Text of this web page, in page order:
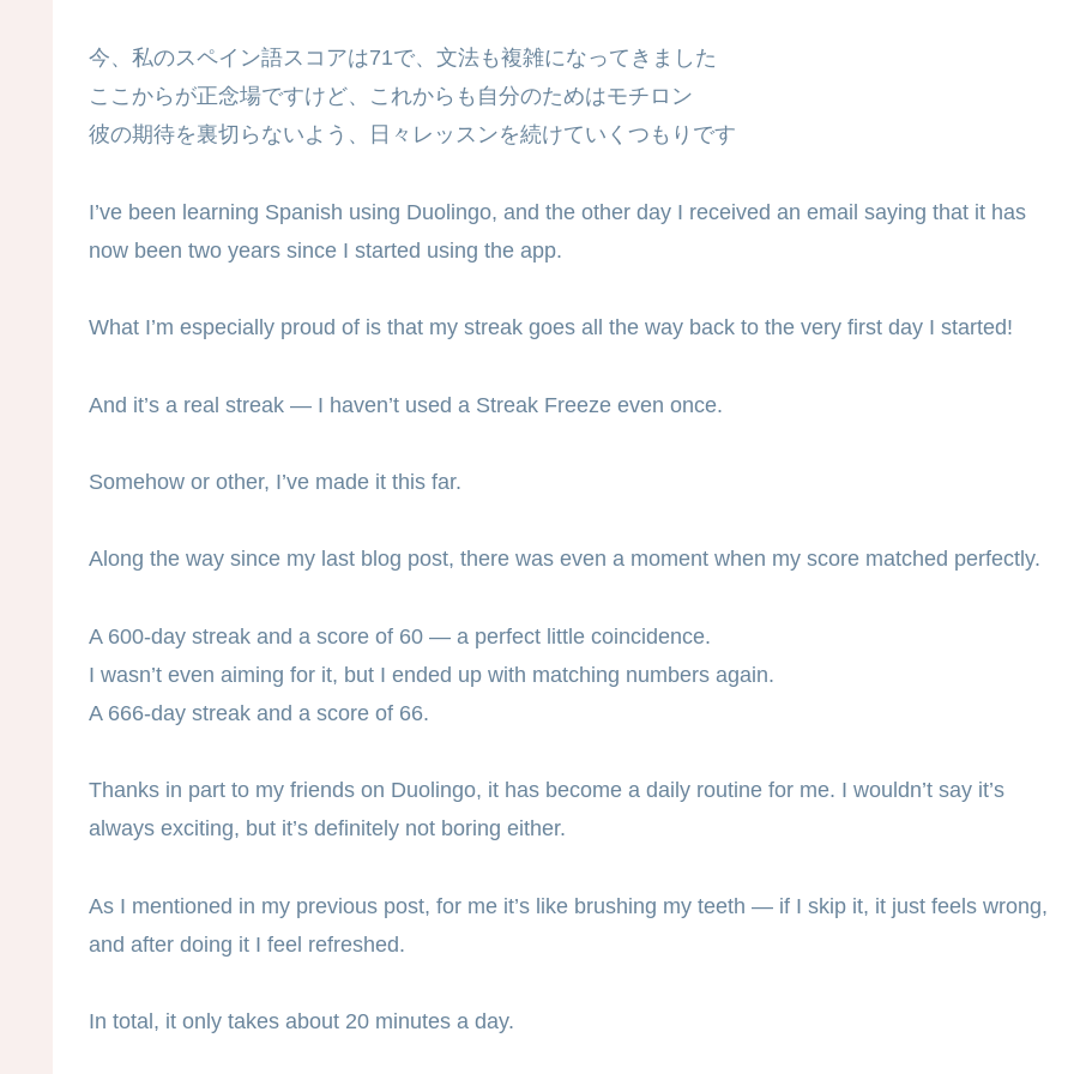
今、私のスペイン語スコアは71で、文法も複雑になってきました
ここからが正念場ですけど、これからも自分のためはモチロン
彼の期待を裏切らないよう、日々レッスンを続けていくつもりです
I’ve been learning Spanish using Duolingo, and the other day I received an email saying that it has
now been two years since I started using the app.
What I’m especially proud of is that my streak goes all the way back to the very first day I started!
And it’s a real streak — I haven’t used a Streak Freeze even once.
Somehow or other, I’ve made it this far.
Along the way since my last blog post, there was even a moment when my score matched perfectly.
A 600-day streak and a score of 60 — a perfect little coincidence.
I wasn’t even aiming for it, but I ended up with matching numbers again.
A 666-day streak and a score of 66.
Thanks in part to my friends on Duolingo, it has become a daily routine for me. I wouldn’t say it’s
always exciting, but it’s definitely not boring either.
As I mentioned in my previous post, for me it’s like brushing my teeth — if I skip it, it just feels wrong,
and after doing it I feel refreshed.
In total, it only takes about 20 minutes a day.